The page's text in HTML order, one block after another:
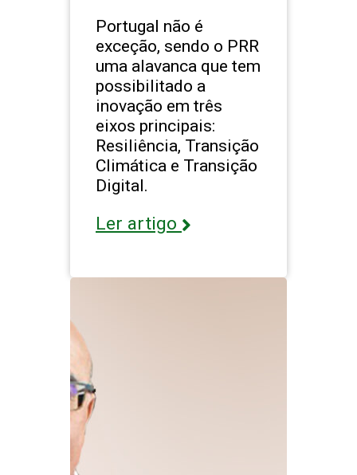
Portugal não é
exceção, sendo o PRR
uma alavanca que tem
possibilitado a
inovação em três
eixos principais:
Resiliência, Transição
Climática e Transição
Digital.
Ler artigo